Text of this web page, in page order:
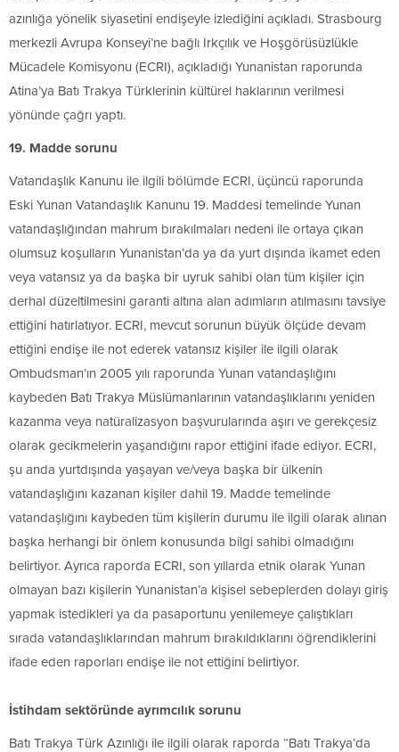
azınlığa yönelik siyasetini endişeyle izlediğini açıkladı. Strasbourg
merkezli Avrupa Konseyi’ne bağlı Irkçılık ve Hoşgörüsüzlükle
Mücadele Komisyonu (ECRI), açıkladığı Yunanistan raporunda
Atina’ya Batı Trakya Türklerinin kültürel haklarının verilmesi
yönünde çağrı yaptı.
19. Madde sorunu
Vatandaşlık Kanunu ile ilgili bölümde ECRI, üçüncü raporunda
Eski Yunan Vatandaşlık Kanunu 19. Maddesi temelinde Yunan
vatandaşlığından mahrum bırakılmaları nedeni ile ortaya çıkan
olumsuz koşulların Yunanistan’da ya da yurt dışında ikamet eden
veya vatansız ya da başka bir uyruk sahibi olan tüm kişiler için
derhal düzeltilmesini garanti altına alan adımların atılmasını tavsiye
ettiğini hatırlatıyor. ECRI, mevcut sorunun büyük ölçüde devam
ettiğini endişe ile not ederek vatansız kişiler ile ilgili olarak
Ombudsman’ın 2005 yılı raporunda Yunan vatandaşlığını
kaybeden Batı Trakya Müslümanlarının vatandaşlıklarını yeniden
kazanma veya natüralizasyon başvurularında aşırı ve gerekçesiz
olarak gecikmelerin yaşandığını rapor ettiğini ifade ediyor. ECRI,
şu anda yurtdışında yaşayan ve/veya başka bir ülkenin
vatandaşlığını kazanan kişiler dahil 19. Madde temelinde
vatandaşlığını kaybeden tüm kişilerin durumu ile ilgili olarak alınan
başka herhangi bir önlem konusunda bilgi sahibi olmadığını
belirtiyor. Ayrıca raporda ECRI, son yıllarda etnik olarak Yunan
olmayan bazı kişilerin Yunanistan’a kişisel sebeplerden dolayı giriş
yapmak istedikleri ya da pasaportunu yenilemeye çalıştıkları
sırada vatandaşlıklarından mahrum bırakıldıklarını öğrendiklerini
ifade eden raporları endişe ile not ettiğini belirtiyor.
İstihdam sektöründe ayrımcılık sorunu
Batı Trakya Türk Azınlığı ile ilgili olarak raporda “Batı Trakya’da